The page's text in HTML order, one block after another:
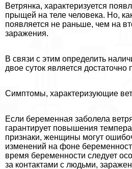
Ветрянка, хаpaктеризуется
прыщей на теле человека. Но,
появляется не раньше, чем на
заражения.
В связи с этим определить
двое суток является
Симптомы, хаpaктеризующие
Если беременная заболела
гарантирует повышения
признаки, женщины могут
изменений на фоне
время беременности следует
за контактами с людьми,